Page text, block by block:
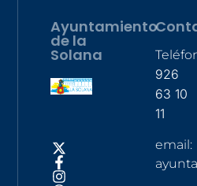
Ayuntamiento
de la
Solana
926
63 10
11
email: